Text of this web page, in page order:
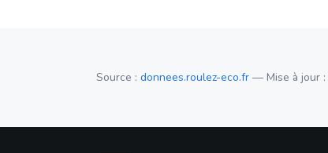
Source : donnees.roulez-eco.fr — Mise à jour :